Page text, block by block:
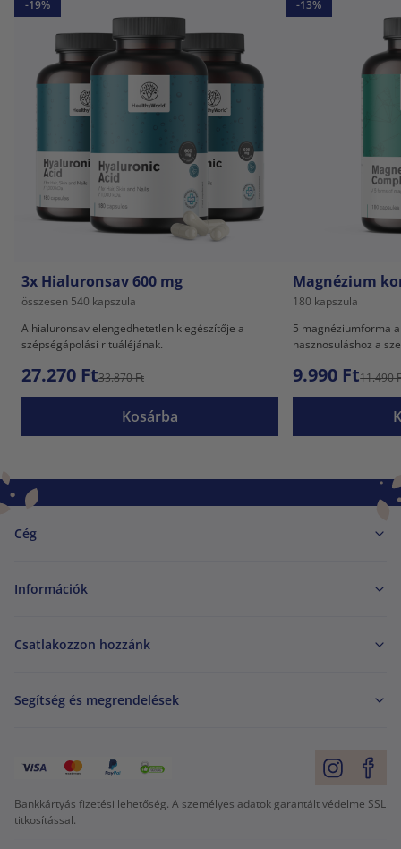
-19%
3x Hialuronsav 600 mg
összesen 540 kapszula
A hialuronsav elengedhetetlen kiegészítője a
szépségápolási rituáléjának.
27.270 Ft33.870 Ft
Kosárba
-13%
Magnézium
180 kapszula
5 magnéziumforma
hasznosuláshoz a
9.990 Ft11.490
Cég
Információk
Csatlakozzon hozzánk
Segítség és megrendelések
Bankkártyás fizetési lehetőség. A személyes adatok garantált védelme SSL
titkosítással.